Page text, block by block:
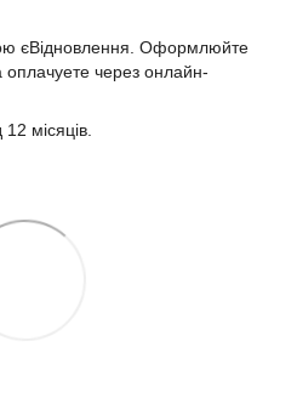
єВідновлення. Оформлюйте
оплачуете через онлайн-
місяців.